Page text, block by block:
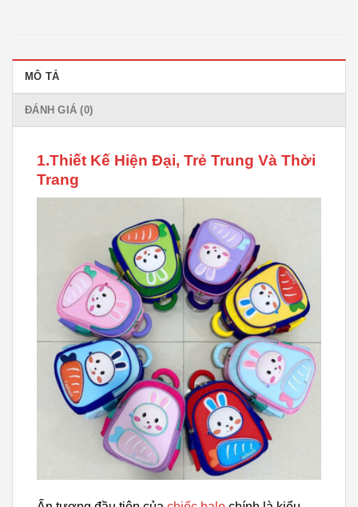
MÔ TẢ
ĐÁNH GIÁ (0)
1.Thiết Kế Hiện Đại, Trẻ Trung Và Thời
Trang